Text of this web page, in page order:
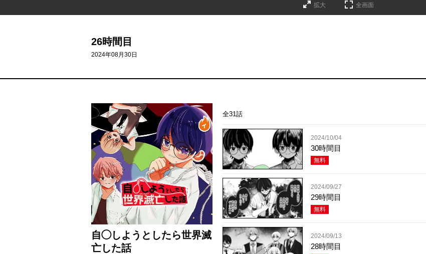
拡大 全画面
26時間目
2024年08月30日
自◯しようとしたら世界滅
亡した話
全31話
2024/10/04
30時間目
無料
2024/09/27
29時間目
無料
2024/09/13
28時間目